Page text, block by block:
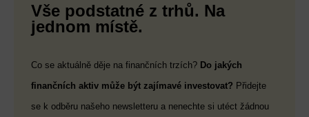
Vše podstatné z trhů. Na
jednom místě.
Co se aktuálně děje na finančních trzích? Do jakých
finančních aktiv může být zajímavé investovat? Přidejte
se k odběru našeho newsletteru a nenechte si utéct žádnou